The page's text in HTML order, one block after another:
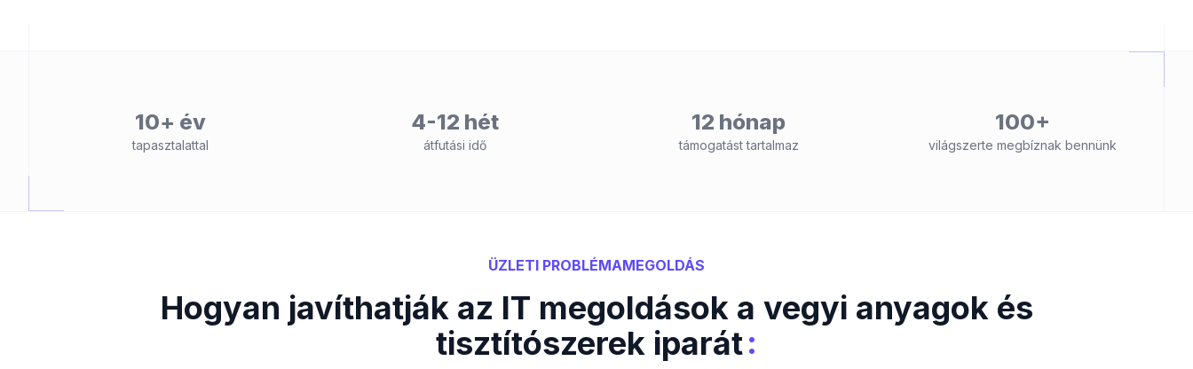
10+ év
tapasztalattal
4-12 hét
átfutási idő
12 hónap
támogatást tartalmaz
100+
világszerte megbíznak bennünk
ÜZLETI PROBLÉMAMEGOLDÁS
Hogyan javíthatják az IT megoldások a vegyi anyagok és
tisztítószerek iparát: